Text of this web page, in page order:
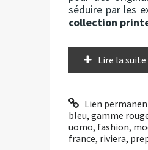
séduire par les
collection
Lire la suite
Lien
bleu, gamme
uomo, fashion,
france, riviera,